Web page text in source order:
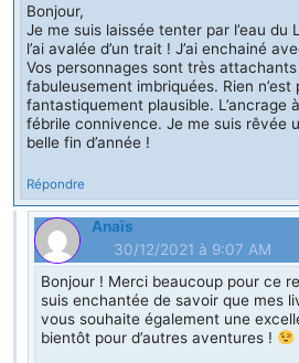
Bonjour,
Je me suis laissée tenter par l’eau du
l’ai avalée d’un trait ! J’ai enchainé
Vos personnages sont très
fabuleusement imbriquées. Rien
fantastiquement plausible. L’ancrage
fébrile connivence. Je me suis rêvée
belle fin d’année !
Répondre
Anaïs
30/12/2021 à 9:07 AM
Bonjour ! Merci beaucoup pour ce
suis enchantée de savoir que mes
vous souhaite également une
bientôt pour d’autres aventures !